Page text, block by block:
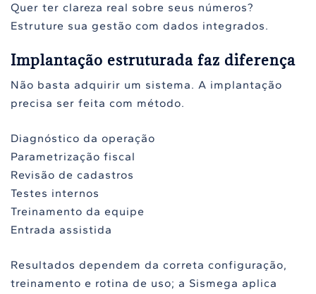
Quer ter clareza real sobre seus números?
Estruture sua gestão com dados integrados.
Implantação estruturada faz diferença
Não basta adquirir um sistema. A implantação
precisa ser feita com método.
Diagnóstico da operação
Parametrização fiscal
Revisão de cadastros
Testes internos
Treinamento da equipe
Entrada assistida
Resultados dependem da correta configuração,
treinamento e rotina de uso; a Sismega aplica